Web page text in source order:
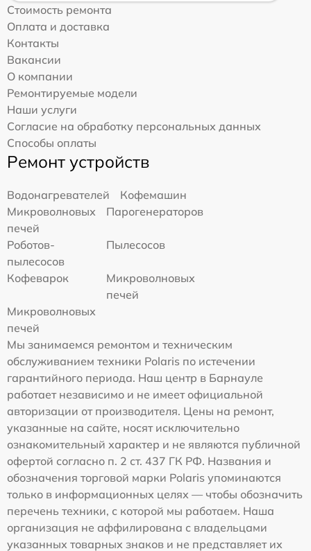
Стоимость ремонта
Оплата и доставка
Контакты
Вакансии
О компании
Ремонтируемые модели
Наши услуги
Согласие на обработку персональных данных
Способы оплаты
Ремонт устройств
Водонагревателей
Кофемашин
Микроволновых
печей
Парогенераторов
Роботов-
пылесосов
Пылесосов
Кофеварок
Микроволновых
печей
Микроволновых
печей
Мы занимаемся ремонтом и техническим
обслуживанием техники Polaris по истечении
гарантийного периода. Наш центр в Барнауле
работает независимо и не имеет официальной
авторизации от производителя. Цены на ремонт,
указанные на сайте, носят исключительно
ознакомительный характер и не являются публичной
офертой согласно п. 2 ст. 437 ГК РФ. Названия и
обозначения торговой марки Polaris упоминаются
только в информационных целях — чтобы обозначить
перечень техники, с которой мы работаем. Наша
организация не аффилирована с владельцами
указанных товарных знаков и не представляет их